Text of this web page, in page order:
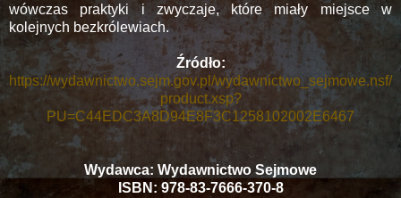
wówczas praktyki i zwyczaje, które miały miejsce w
kolejnych bezkrólewiach.
Źródło:
https://wydawnictwo.sejm.gov.pl/wydawnictwo_sejmowe.nsf/
product.xsp?
PU=C44EDC3A8D94E8F3C1258102002E6467
Wydawca: Wydawnictwo Sejmowe
ISBN: 978-83-7666-370-8